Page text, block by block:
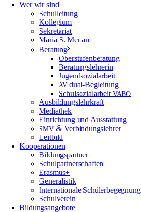
Wer wir sind
Schulleitung
Kollegium
Sekretariat
Maria S. Merian
Beratung
Oberstufenberatung
Beratungslehrerin
Jugendsozialarbeit
AV dual-Begleitung
Schulsozialarbeit VABO
Ausbildungslehrkraft
Mediathek
Einrichtung und Ausstattung
SMV & Verbindungslehrer
Leitbild
Kooperationen
Bildungspartner
Schulpartnerschaften
Erasmus+
Generalistik
Internationale Schülerbegegnung
Schulverein
Bildungsangebote